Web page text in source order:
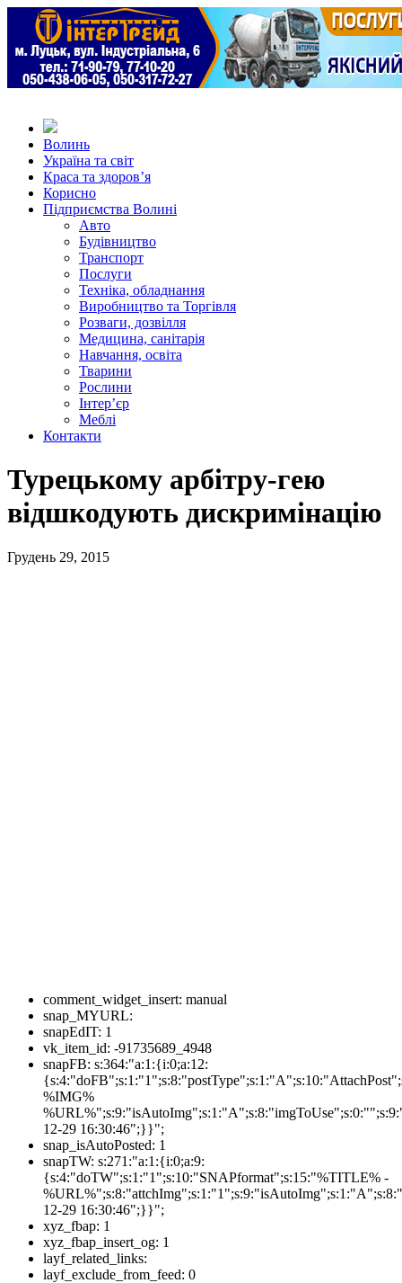
Волинь
Україна та світ
Краса та здоров’я
Корисно
Підприємства Волині
Авто
Будівництво
Транспорт
Послуги
Техніка, обладнання
Виробництво та Торгівля
Розваги, дозвілля
Медицина, санітарія
Навчання, освіта
Тварини
Рослини
Інтер’єр
Меблі
Контакти
Турецькому арбітру-гею
відшкодують дискримінацію
Грудень 29, 2015
comment_widget_insert: manual
snap_MYURL:
snapEdIT: 1
vk_item_id: -91735689_4948
snapFB: s:364:"a:1:{i:0;a:12:
%IMG%
12-29 16:30:46";}}";
snap_isAutoPosted: 1
snapTW: s:271:"a:1:{i:0;a:9:
{s:4:"doTW";s:1:"1";s:10:"SNAPformat";s:15:"%TITLE% -
12-29 16:30:46";}}";
xyz_fbap: 1
xyz_fbap_insert_og: 1
layf_related_links:
layf_exclude_from_feed: 0